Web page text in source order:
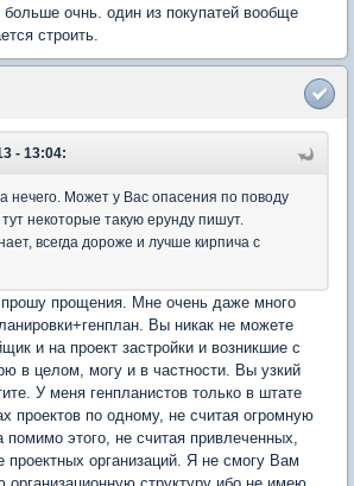
очнь. один из покупатей вообще
строить.
- 13:04:
нечего. Может у Вас опасения по поводу
некоторые такую ерунду пишут.
всегда дороже и лучше кирпича с
прощения. Мне очень даже много
Вы никак не можете
и на проект застройки и возникшие с
в целом, могу и в частности. Вы узкий
У меня генпланистов только в штате
проектов по одному, не считая огромную
помимо этого, не считая привлеченных,
проектных организаций. Я не смогу Вам